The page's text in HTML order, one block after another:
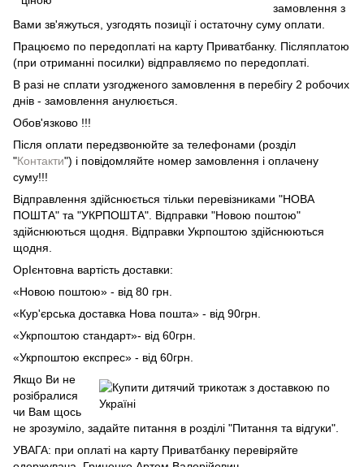
замовлення з
Вами зв'яжуться, узгодять позиції і остаточну суму оплати.
Працюємо по передоплаті на карту Приватбанку. Післяплатою
(при отриманні посилки) відправляємо по передоплаті.
В разі не сплати узгодженого замовлення в перебігу 2 робочих
днів - замовлення анулюється.
Обов'язково !!!
Після оплати передзвонюйте за телефонами (розділ
"Контакти") і повідомляйте номер замовлення і оплачену
суму!!!
Відправлення здійснюється тільки перевізниками "НОВА
ПОШТА" та "УКРПОШТА". Відправки "Новою поштою"
здійснюються щодня. Відправки Укрпоштою здійснюються
щодня.
ОрІєнтовна вартість доставки:
«Новою поштою» - від 80 грн.
«Кур'єрська доставка Нова пошта» - від 90грн.
«Укрпоштою стандарт»- від 60грн.
«Укрпоштою експрес» - від 60грн.
Якщо Ви не
розібралися
чи Вам щось
не зрозуміло, задайте питання в розділі "Питання та відгуки".
УВАГА: при оплаті на карту Приватбанку перевіряйте